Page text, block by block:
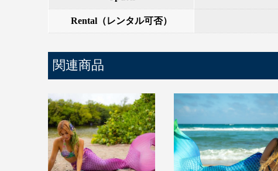
Rental（レンタル可否）
関連商品